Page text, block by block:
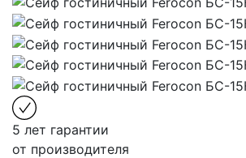
5 лет гарантии
от производителя